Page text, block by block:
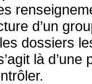
d’un
dossiers
là